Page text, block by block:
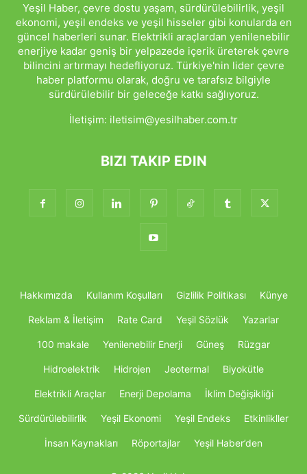
Yeşil Haber, çevre dostu yaşam, sürdürülebilirlik, yeşil
ekonomi, yeşil endeks ve yeşil hisseler gibi konularda en
güncel haberleri sunar. Elektrikli araçlardan yenilenebilir
enerjiye kadar geniş bir yelpazede içerik üreterek çevre
bilincini artırmayı hedefliyoruz. Türkiye'nin lider çevre
haber platformu olarak, doğru ve tarafsız bilgiyle
sürdürülebilir bir geleceğe katkı sağlıyoruz.
İletişim: iletisim@yesilhaber.com.tr
BIZI TAKIP EDIN
Hakkımızda Kullanım Koşulları Gizlilik Politikası Künye
Reklam & İletişim Rate Card Yeşil Sözlük Yazarlar
100 makale Yenilenebilir Enerji Güneş Rüzgar
Hidroelektrik Hidrojen Jeotermal Biyokütle
Elektrikli Araçlar Enerji Depolama İklim Değişikliği
Sürdürülebilirlik Yeşil Ekonomi Yeşil Endeks Etkinlikller
İnsan Kaynakları Röportajlar Yeşil Haber’den